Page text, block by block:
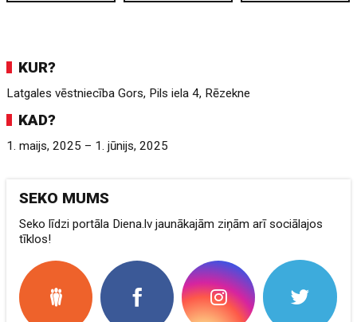
KUR?
Latgales vēstniecība Gors, Pils iela 4, Rēzekne
KAD?
1. maijs, 2025 – 1. jūnijs, 2025
SEKO MUMS
Seko līdzi portāla Diena.lv jaunākajām ziņām arī sociālajos
tīklos!